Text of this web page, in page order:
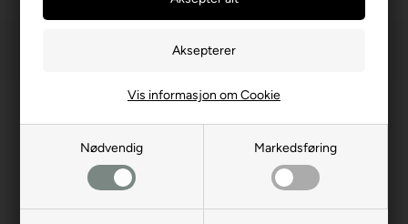
Nødvendig Markedsføring
Vis informasjon om Cookie